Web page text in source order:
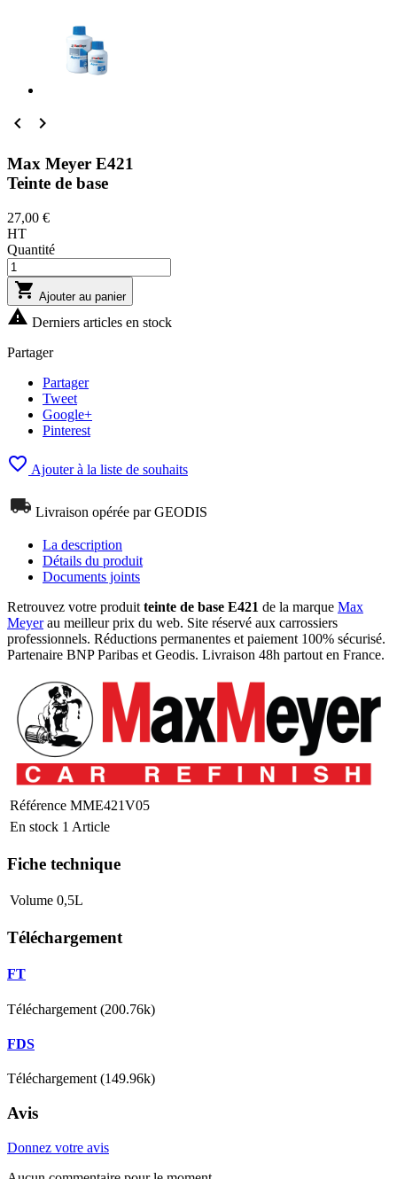
 
Max Meyer E421
Teinte de base
27,00 €
HT
Quantité
 Ajouter au panier
 Derniers articles en stock
Partager
Partager
Tweet
Google+
Pinterest
 Ajouter à la liste de souhaits
Livraison opérée par GEODIS
La description
Détails du produit
Documents joints
Retrouvez votre produit teinte de base E421 de la marque Max
Meyerau meilleur prix du web. Site réservé aux carrossiers
professionnels. Réductions permanentes et paiement 100% sécurisé.
Partenaire BNP Paribas et Geodis. Livraison 48h partout en France.
Référence MME421V05
En stock 1 Article
Fiche technique
Volume 0,5L
Téléchargement
FT
Téléchargement (200.76k)
FDS
Téléchargement (149.96k)
Avis
Donnez votre avis